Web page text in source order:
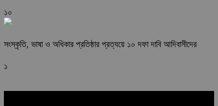
১০
সংস্কৃতি, ভাষা ও অধিকার প্রতিষ্ঠার প্রত্যয়ে ১০ দফা দাবি আদিবাসীদের
১